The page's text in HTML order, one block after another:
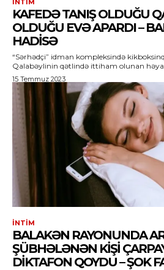
İNTIM
KAFEDƏ TANIŞ OLDUĞU
OLDUĞU EVƏ APARDI –
HADISƏ
“Sərhədçi” idman kompleksində
Qalabəylinin qətlində ittiham olunan həyat
15 Temmuz 2023
İNTIM
BALAKƏN RAYONUNDA
ŞÜBHƏLƏNƏN KIŞI
DIKTAFON QOYDU – ŞOK